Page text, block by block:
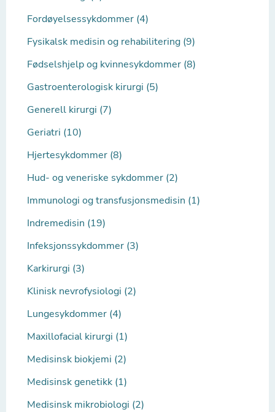
Fordøyelsessykdommer (4)
Fysikalsk medisin og rehabilitering (9)
Fødselshjelp og kvinnesykdommer (8)
Gastroenterologisk kirurgi (5)
Generell kirurgi (7)
Geriatri (10)
Hjertesykdommer (8)
Hud- og veneriske sykdommer (2)
Immunologi og transfusjonsmedisin (1)
Indremedisin (19)
Infeksjonssykdommer (3)
Karkirurgi (3)
Klinisk nevrofysiologi (2)
Lungesykdommer (4)
Maxillofacial kirurgi (1)
Medisinsk biokjemi (2)
Medisinsk genetikk (1)
Medisinsk mikrobiologi (2)